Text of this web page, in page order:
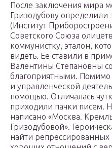
После заключения мира
Гризодубову
(Институт
Советского Союза
коммунистку, эталон,
видеть. Ее ставили в
Валентины Степановны
благоприятными. Помимо
и управленческой
помощью. Отличалась
приходили пачки писем.
написано «Москва.
Гризодубовой».
найти репрессированных